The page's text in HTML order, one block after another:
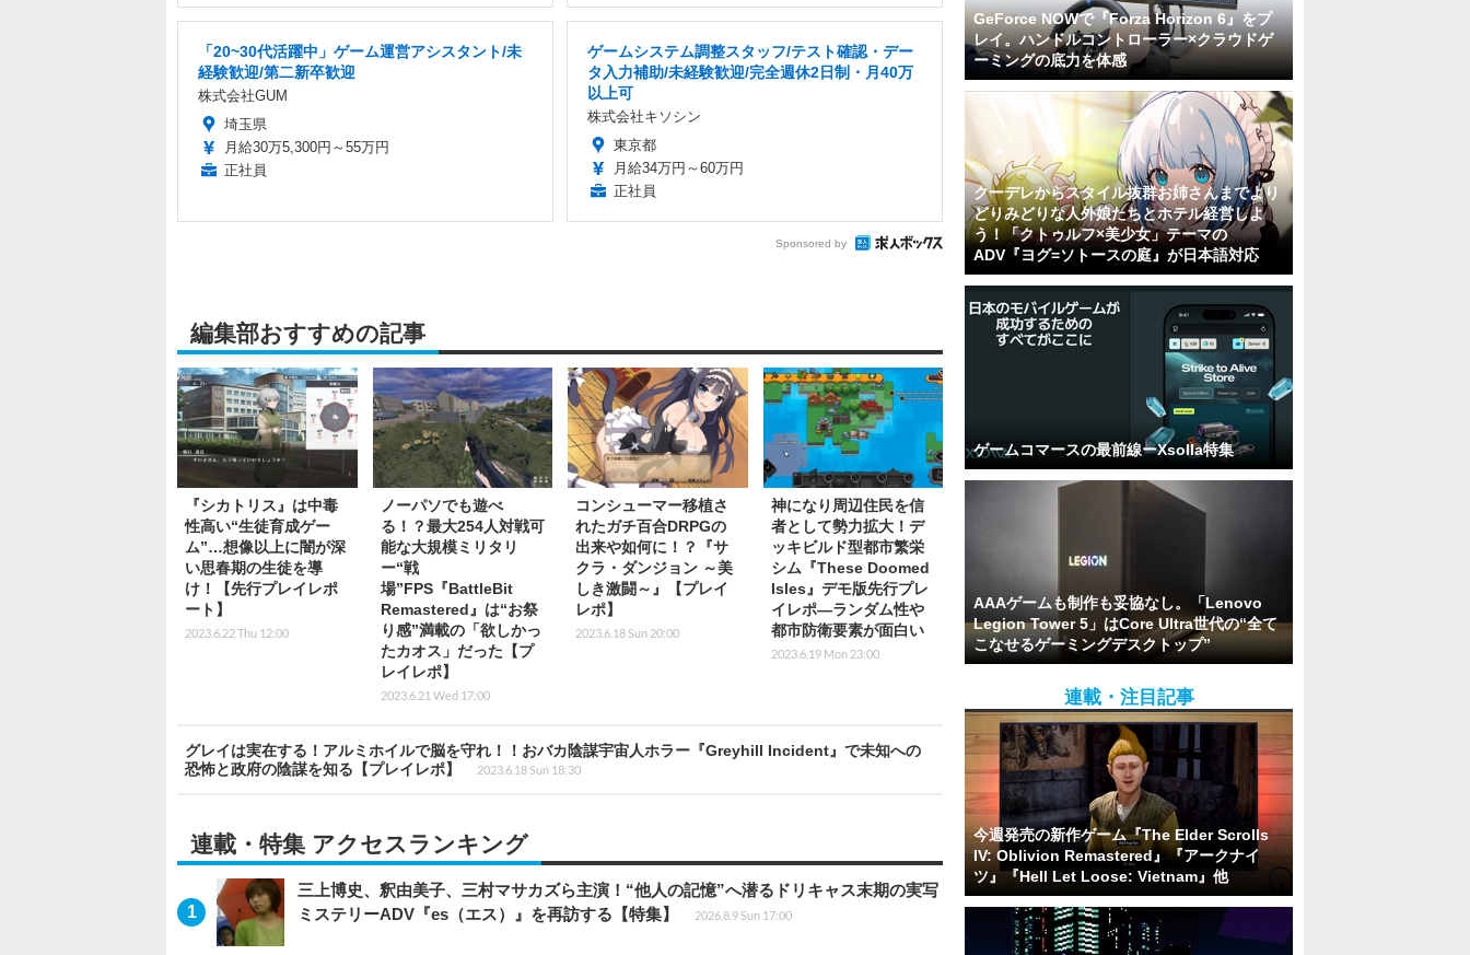
「20~30代活躍中」ゲーム運営アシスタント/未
経験歓迎/第二新卒歓迎
株式会社GUM
埼玉県
月給30万5,300円～55万円
正社員
ゲームシステム調整スタッフ/テスト確認・デー
タ入力補助/未経験歓迎/完全週休2日制・月40万
以上可
株式会社キソシン
東京都
月給34万円～60万円
正社員
Sponsored by
編集部おすすめの記事
『シカトリス』は中毒
性高い“生徒育成ゲー
ム”…想像以上に闇が深
い思春期の生徒を導
け！【先行プレイレポ
ート】
2023.6.22 Thu 12:00
ノーパソでも遊べ
る！？最大254人対戦可
能な大規模ミリタリ
ー“戦
場”FPS『BattleBit
Remastered』は“お祭
り感”満載の「欲しかっ
たカオス」だった【プ
レイレポ】
2023.6.21 Wed 17:00
コンシューマー移植さ
れたガチ百合DRPGの
出来や如何に！？『サ
クラ・ダンジョン ～美
しき激闘～』【プレイ
レポ】
2023.6.18 Sun 20:00
神になり周辺住民を信
者として勢力拡大！デ
ッキビルド型都市繁栄
シム『These Doomed
Isles』デモ版先行プレ
イレポ―ランダム性や
都市防衛要素が面白い
2023.6.19 Mon 23:00
グレイは実在する！アルミホイルで脳を守れ！！おバカ陰謀宇宙人ホラー『Greyhill Incident』で未知への
恐怖と政府の陰謀を知る【プレイレポ】
2023.6.18 Sun 18:30
連載・特集 アクセスランキング
三上博史、釈由美子、三村マサカズら主演！“他人の記憶”へ潜るドリキャス末期の実写
ミステリーADV『es（エス）』を再訪する【特集】
2026.8.9 Sun 17:00
GeForce NOWで『Forza Horizon 6』をプ
レイ。ハンドルコントローラー×クラウドゲ
ーミングの底力を体感
クーデレからスタイル抜群お姉さんまでより
どりみどりな人外娘たちとホテル経営しよ
う！「クトゥルフ×美少女」テーマの
ADV『ヨグ=ソトースの庭』が日本語対応
ゲームコマースの最前線ーXsolla特集
AAAゲームも制作も妥協なし。「Lenovo
Legion Tower 5」はCore Ultra世代の“全て
こなせるゲーミングデスクトップ”
連載・注目記事
今週発売の新作ゲーム『The Elder Scrolls
IV: Oblivion Remastered』『アークナイ
ツ』『Hell Let Loose: Vietnam』他